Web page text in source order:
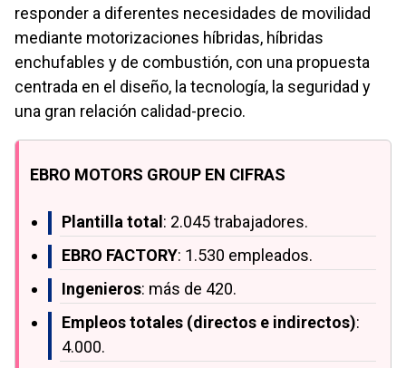
responder a diferentes necesidades de movilidad
mediante motorizaciones híbridas, híbridas
enchufables y de combustión, con una propuesta
centrada en el diseño, la tecnología, la seguridad y
una gran relación calidad-precio.
EBRO MOTORS GROUP EN CIFRAS
Plantilla total : 2.045 trabajadores.
EBRO FACTORY: 1.530 empleados.
Ingenieros: más de 420.
Empleos totales (directos e indirectos):
4.000.